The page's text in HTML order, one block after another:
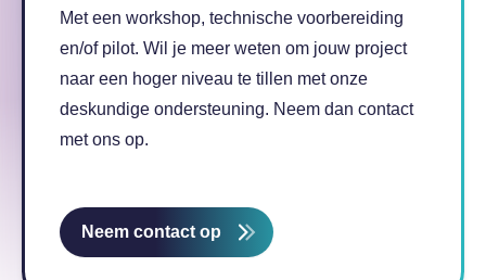
Met een workshop, technische voorbereiding
en/of pilot. Wil je meer weten om jouw project
naar een hoger niveau te tillen met onze
deskundige ondersteuning. Neem dan contact
met ons op.
Neem contact op